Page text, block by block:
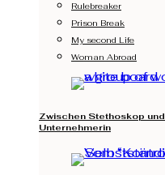
Rulebreaker
Prison Break
My second Life
Woman Abroad
Zwischen Stethoskop
Unternehmerin